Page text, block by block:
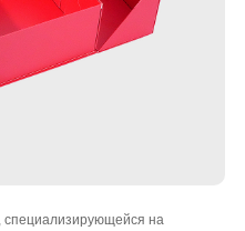
специализирующейся на